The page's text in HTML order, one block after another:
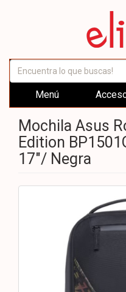
Menú
Mochila Asus
Edition
17"/ Negra